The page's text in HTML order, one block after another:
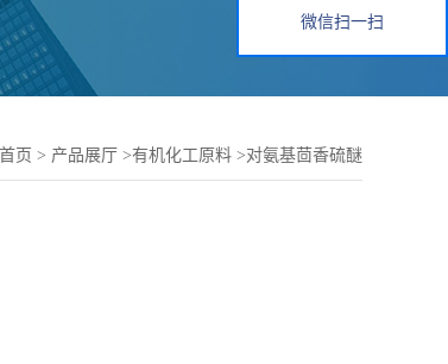
页 > 产品展厅 >有机化工原料 >对氨基茴香硫醚
微信扫一扫